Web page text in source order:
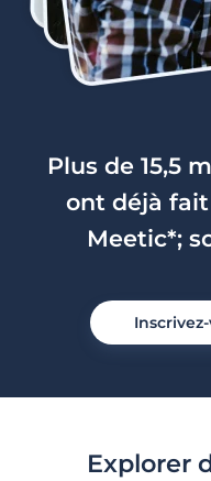
Plus de 15,5
ont déjà
Meetic*;
Explorer